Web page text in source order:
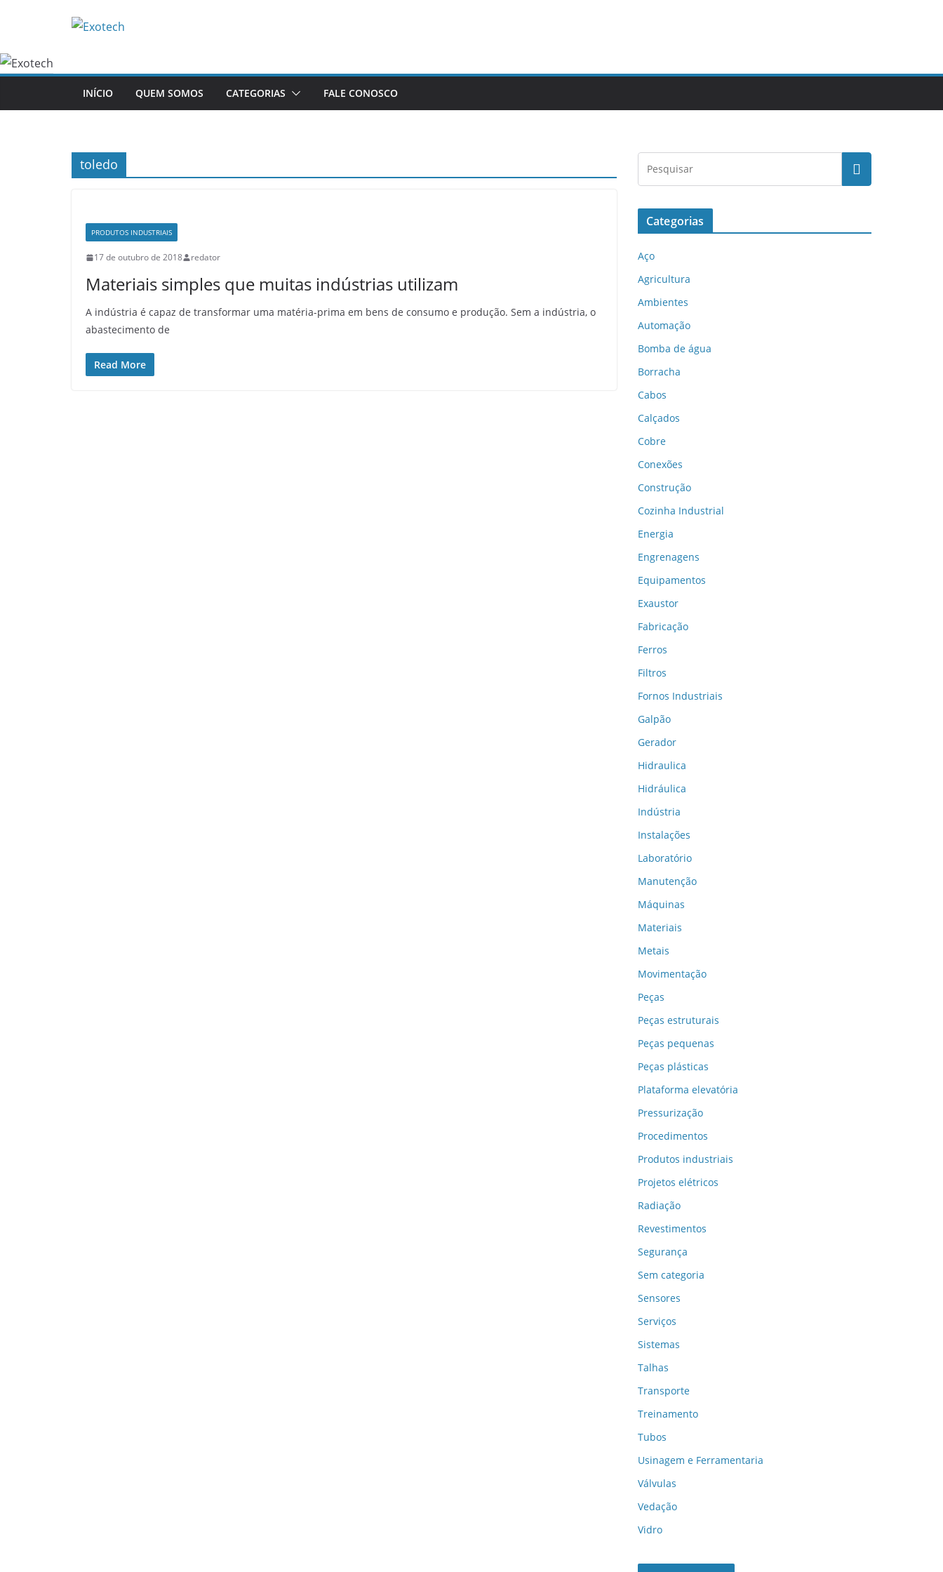
conteúdo
INÍCIO QUEM SOMOS CATEGORIAS FALE CONOSCO
toledo
PRODUTOS INDUSTRIAIS
17 de outubro de 2018 redator
Materiais simples que muitas indústrias utilizam
A indústria é capaz de transformar uma matéria-prima em bens de consumo e produção. Sem a indústria, o
abastecimento de
Read More
Categorias
Aço
Agricultura
Ambientes
Automação
Bomba de água
Borracha
Cabos
Calçados
Cobre
Conexões
Construção
Cozinha Industrial
Energia
Engrenagens
Equipamentos
Exaustor
Fabricação
Ferros
Filtros
Fornos Industriais
Galpão
Gerador
Hidraulica
Hidráulica
Indústria
Instalações
Laboratório
Manutenção
Máquinas
Materiais
Metais
Movimentação
Peças
Peças estruturais
Peças pequenas
Peças plásticas
Plataforma elevatória
Pressurização
Procedimentos
Produtos industriais
Projetos elétricos
Radiação
Revestimentos
Segurança
Sem categoria
Sensores
Serviços
Sistemas
Talhas
Transporte
Treinamento
Tubos
Usinagem e Ferramentaria
Válvulas
Vedação
Vidro